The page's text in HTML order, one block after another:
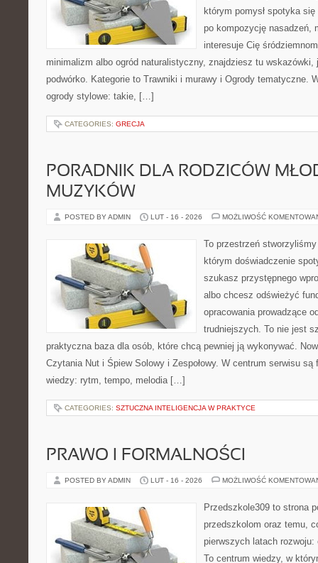
którym pomysł spotyka
po kompozycję nasadzeń,
interesuje Cię
minimalizm albo ogród naturalistyczny, znajdziesz tu wskazówki,
podwórko. Kategorie to Trawniki i murawy i Ogrody tematyczne.
ogrody stylowe: takie, […]
CATEGORIES: GRECJA
PORADNIK DLA RODZICÓW
MUZYKÓW
POSTED BY ADMIN LUT - 16 - 2026 MOŻLIWOŚĆ
To przestrzeń
którym doświadczenie
szukasz przystępnego
albo chcesz odświeżyć
opracowania prowadzące
trudniejszych. To nie jest
praktyczna baza dla osób, które chcą pewniej ją wykonywać.
Czytania Nut i Śpiew Solowy i Zespołowy. W centrum serwisu
wiedzy: rytm, tempo, melodia […]
CATEGORIES: SZTUCZNA INTELIGENCJA W PRAKTYCE
PRAWO I FORMALNOŚCI
POSTED BY ADMIN LUT - 16 - 2026 MOŻLIWOŚĆ
Przedszkole309 to strona
przedszkolom oraz temu,
pierwszych latach
To centrum wiedzy, w